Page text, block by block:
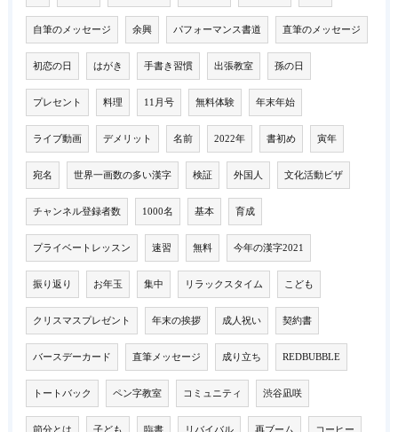
自筆のメッセージ 余興 パフォーマンス書道 直筆のメッセージ
初恋の日 はがき 手書き習慣 出張教室 孫の日
プレセント 料理 11月号 無料体験 年末年始
ライブ動画 デメリット 名前 2022年 書初め 寅年
宛名 世界一画数の多い漢字 検証 外国人 文化活動ビザ
チャンネル登録者数 1000名 基本 育成
プライベートレッスン 速習 無料 今年の漢字2021
振り返り お年玉 集中 リラックスタイム こども
クリスマスプレゼント 年末の挨拶 成人祝い 契約書
バースデーカード 直筆メッセージ 成り立ち REDBUBBLE
トートバック ペン字教室 コミュニティ 渋谷凪咲
節分とは 子ども 臨書 リバイバル 再ブーム コーヒー